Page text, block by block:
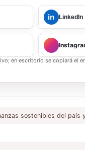
in LinkedIn
en escritorio se copiará el
sostenibles del país